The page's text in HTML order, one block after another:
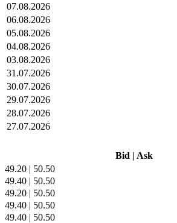
07.08.2026
06.08.2026
05.08.2026
04.08.2026
03.08.2026
31.07.2026
30.07.2026
29.07.2026
28.07.2026
27.07.2026
Bid | Ask
49.20 | 50.50
49.40 | 50.50
49.20 | 50.50
49.40 | 50.50
49.40 | 50.50